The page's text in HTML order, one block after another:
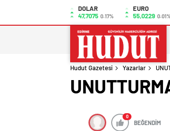
DOLAR
47,7075 0.17%
EURO
55,0229
Hudut Gazetesi Yazarlar
0
BEĞENDİM